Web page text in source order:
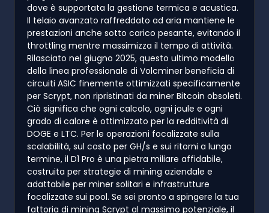
dove è supportata la gestione termica e acustica.
Il telaio avanzato raffreddato ad aria mantiene le
prestazioni anche sotto carico pesante, evitando il
throttling mentre massimizza il tempo di attività.
Rilasciato nel giugno 2025, questo ultimo modello
della linea professionale di Volcminer beneficia di
circuiti ASIC finemente ottimizzati specificamente
per Scrypt, non ripristinati da miner Bitcoin obsoleti.
Ciò significa che ogni calcolo, ogni joule e ogni
grado di calore è ottimizzato per la redditività di
DOGE e LTC. Per le operazioni focalizzate sulla
scalabilità, sul costo per GH/s e sui ritorni a lungo
termine, il D1 Pro è una pietra miliare affidabile,
costruita per strategie di mining aziendale e
adattabile per miner solitari e infrastrutture
focalizzate sui pool. Se sei pronto a spingere la tua
fattoria di mining Scrypt al massimo potenziale, il